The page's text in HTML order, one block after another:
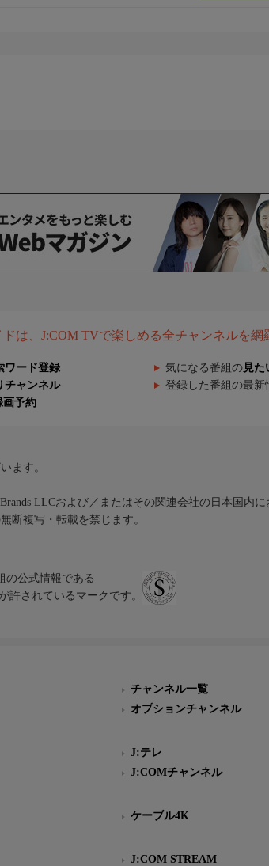
は、J:COM TVで楽しめる全チャンネルを網
ワード登録 気になる番組の 見た
チャンネル 登録した番組の最新
画予約
ます。
LLCおよび／またはその関連会社の日本国内に
断複写・転載を禁じます。
の公式情報である
許されているマークです。
チャンネル一覧
オプションチャンネル
J:テレ
J:COMチャンネル
ケーブル4K
J:COM STREAM